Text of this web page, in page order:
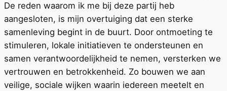
De reden waarom ik me bij deze partij heb
aangesloten, is mijn overtuiging dat een sterke
samenleving begint in de buurt. Door ontmoeting te
stimuleren, lokale initiatieven te ondersteunen en
samen verantwoordelijkheid te nemen, versterken we
vertrouwen en betrokkenheid. Zo bouwen we aan
veilige, sociale wijken waarin iedereen meetelt en